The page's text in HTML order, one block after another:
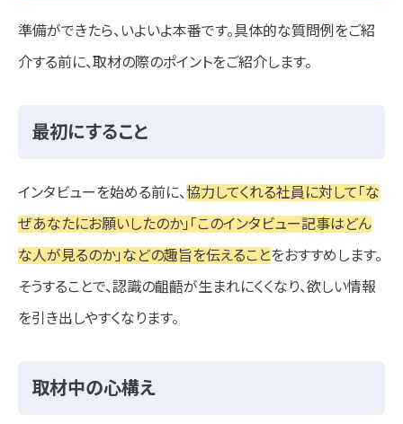
準備ができたら、いよいよ本番です。具体的な質問例をご紹
介する前に、取材の際のポイントをご紹介します。
最初にすること
インタビューを始める前に、協力してくれる社員に対して「な
ぜあなたにお願いしたのか」「このインタビュー記事はどん
な人が見るのか」などの趣旨を伝えることをおすすめします。
そうすることで、認識の齟齬が生まれにくくなり、欲しい情報
を引き出しやすくなります。
取材中の心構え